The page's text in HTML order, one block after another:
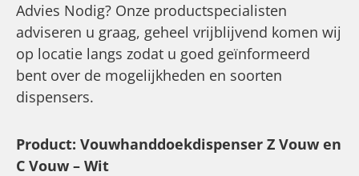
Advies Nodig? Onze productspecialisten
adviseren u graag, geheel vrijblijvend komen wij
op locatie langs zodat u goed geïnformeerd
bent over de mogelijkheden en soorten
dispensers.
Product: Vouwhanddoekdispenser Z Vouw en
C Vouw – Wit